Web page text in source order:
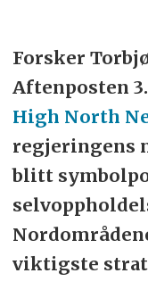
Forsker
Aftenposten
High North
regjeringens
blitt
viktigste